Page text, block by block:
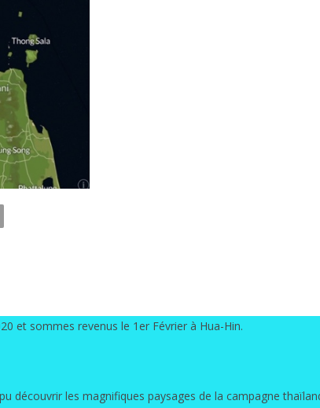
et sommes revenus le 1er Février à Hua-Hin.
découvrir les magnifiques paysages de la campagne